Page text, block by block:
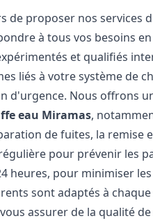
de proposer nos services
à tous vos besoins
et qualifiés
liés à votre système de
d'urgence. Nous offrons
eau Miramas,
de fuites, la remise
pour prévenir les
heures, pour minimiser
sont adaptés à
assurer de la qualité